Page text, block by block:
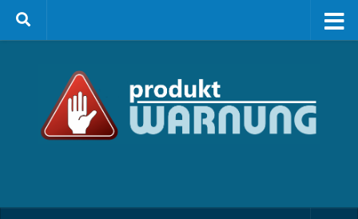
Zum Inhalt springen